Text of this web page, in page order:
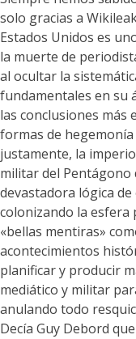
solo gracias a
Estados Unidos es
la muerte de
al ocultar la
fundamentales en su
las conclusiones más
formas de
justamente, la
militar del
devastadora lógica
colonizando la esfera
«bellas mentiras»
acontecimientos
planificar y producir
mediático y militar
anulando todo
Decía Guy Debord